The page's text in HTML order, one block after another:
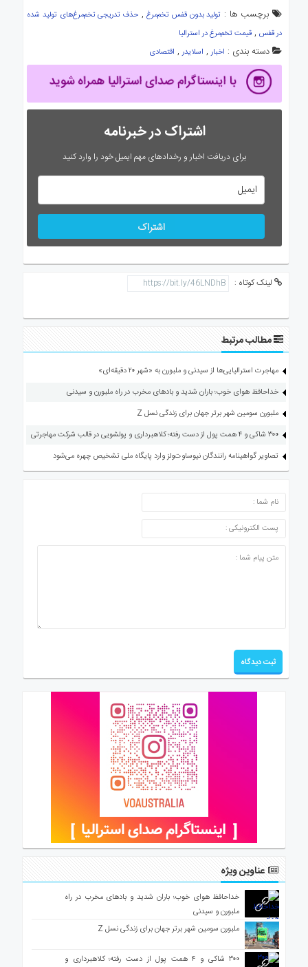
برچسب ها : تولید بدون قفس تخم‌مرغ,حذف تدریجی تخم‌مرغ‌های تولید شده
در قفس, قیمت تخم‌مرغ در استرالیا
دسته بندی : اخبار, اسلایدر, اقتصادی
اشتراک در خبرنامه
برای دریافت اخبار و رخدادهای مهم ایمیل خود را وارد کنید
اشتراک
لینک کوتاه :
مطالب مرتبط
مهاجرت استرالیایی‌ها از سیدنی و ملبورن به «شهر ۲۰ دقیقه‌ای»
خداحافظ هوای خوب؛ باران شدید و بادهای مخرب در راه ملبورن و سیدنی
ملبورن سومین شهر برتر جهان برای زندگی نسل Z
۳۰۰ شاکی و ۴ همت پول از دست رفته؛ کلاهبرداری و پولشویی در قالب شرکت مهاجرتی
تصاویر گواهینامه رانندگان نیوساوت‌ولز وارد پایگاه ملی تشخیص چهره می‌شود
ارسال دیدگاه
عناوین ویژه
خداحافظ هوای خوب؛ باران شدید و بادهای مخرب در راه
ملبورن و سیدنی
ملبورن سومین شهر برتر جهان برای زندگی نسل Z
۳۰۰ شاکی و ۴ همت پول از دست رفته؛ کلاهبرداری و